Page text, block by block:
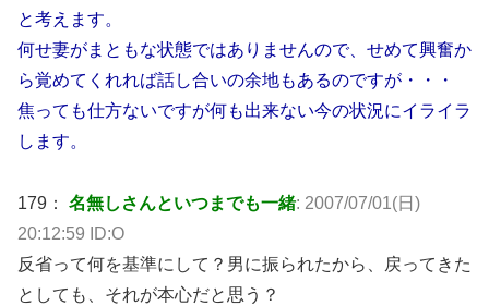
と考えます。
何せ妻がまともな状態ではありませんので、せめて興奮か
ら覚めてくれれば話し合いの余地もあるのですが・・・
焦っても仕方ないですが何も出来ない今の状況にイライラ
します。
179： 名無しさんといつまでも一緒: 2007/07/01(日)
20:12:59 ID:O
反省って何を基準にして？男に振られたから、戻ってきた
としても、それが本心だと思う？